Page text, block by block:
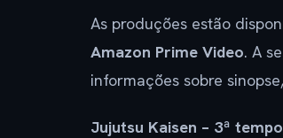
As produções estão
Amazon Prime Video. A
informações sobre
Jujutsu Kaisen – 3ª